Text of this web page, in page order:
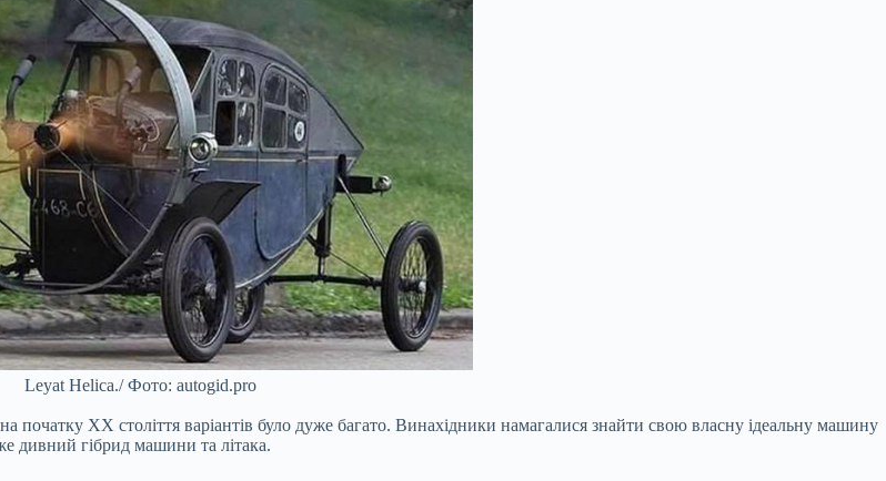
Leyat Helica./ Фото: autogid.pro
початку XX століття варіантів було дуже багато. Винахідники намагалися знайти свою власну ідеальну машину
дивний гібрид машини та літака.